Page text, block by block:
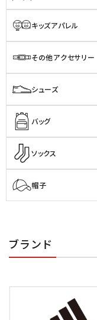
キッズアパレル
その他アクセサリー
シューズ
バッグ
ソックス
帽子
ブランド